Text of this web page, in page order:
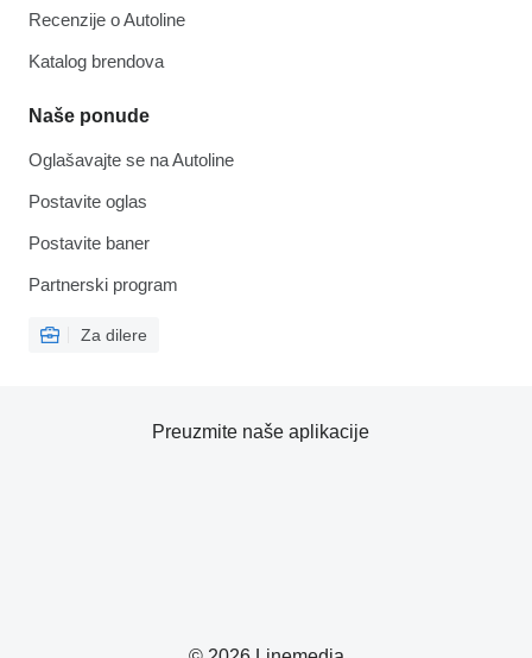
Recenzije o Autoline
Katalog brendova
Naše ponude
Oglašavajte se na Autoline
Postavite oglas
Postavite baner
Partnerski program
Za dilere
Preuzmite naše aplikacije